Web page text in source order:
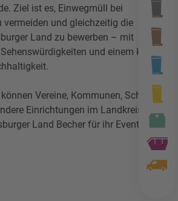
Ziel ist es, Einwegmüll bei
vermeiden und gleichzeitig die
Land zu bewerben – mit
und einem klaren
können Vereine, Kommunen, Schulen,
Einrichtungen im Landkreis
Land Becher für ihr Event